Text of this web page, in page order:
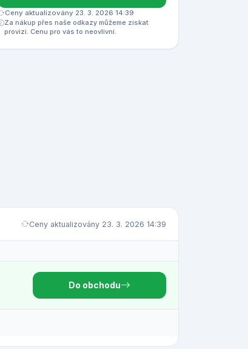
Ceny aktualizovány 23. 3. 2026 14:39
Za nákup přes naše odkazy můžeme získat
provizi. Cenu pro vás to neovlivní.
Ceny aktualizovány 23. 3. 2026 14:39
Do obchodu